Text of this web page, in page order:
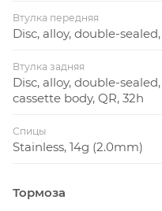
Втулка передняя
Disc, alloy, double-
Втулка задняя
Disc, alloy, double-
cassette body, QR, 32h
Спицы
Stainless, 14g (2.0mm)
Тормоза